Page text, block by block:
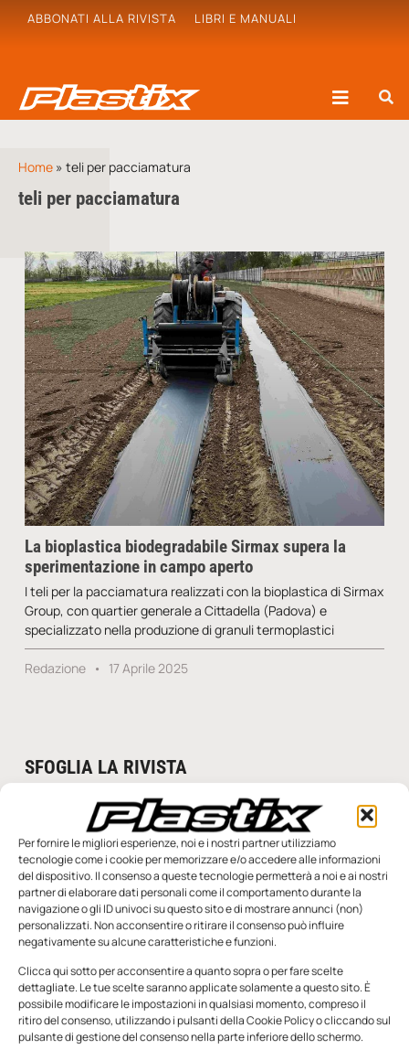
Per fornire le migliori esperienze, noi e i nostri partner utilizziamo
tecnologie come i cookie per memorizzare e/o accedere alle informazioni
del dispositivo. Il consenso a queste tecnologie permetterà a noi e ai nostri
partner di elaborare dati personali come il comportamento durante la
navigazione o gli ID univoci su questo sito e di mostrare annunci (non)
personalizzati. Non acconsentire o ritirare il consenso può influire
negativamente su alcune caratteristiche e funzioni.
Clicca qui sotto per acconsentire a quanto sopra o per fare scelte
dettagliate. Le tue scelte saranno applicate solamente a questo sito. È
possibile modificare le impostazioni in qualsiasi momento, compreso il
ritiro del consenso, utilizzando i pulsanti della Cookie Policy o cliccando sul
pulsante di gestione del consenso nella parte inferiore dello schermo.
ABBONATI ALLA RIVISTA LIBRI E MANUALI
Home » teli per pacciamatura
teli per pacciamatura
La bioplastica biodegradabile Sirmax supera la
sperimentazione in campo aperto
I teli per la pacciamatura realizzati con la bioplastica di Sirmax
Group, con quartier generale a Cittadella (Padova) e
specializzato nella produzione di granuli termoplastici
Redazione 17 Aprile 2025
SFOGLIA LA RIVISTA
n.5 - Giugno 2026 n.4 - Maggio 2026
Edicola Web
Notizie da Meccanicanews